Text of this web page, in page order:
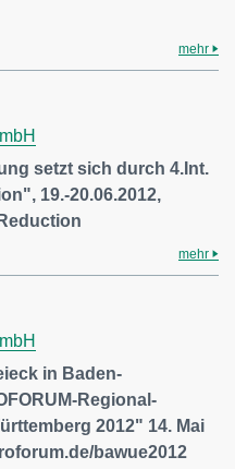
mehr
setzt sich durch 4.Int.
19.-20.06.2012,
mehr
in Baden-
Regional-
2012" 14. Mai
bawue2012